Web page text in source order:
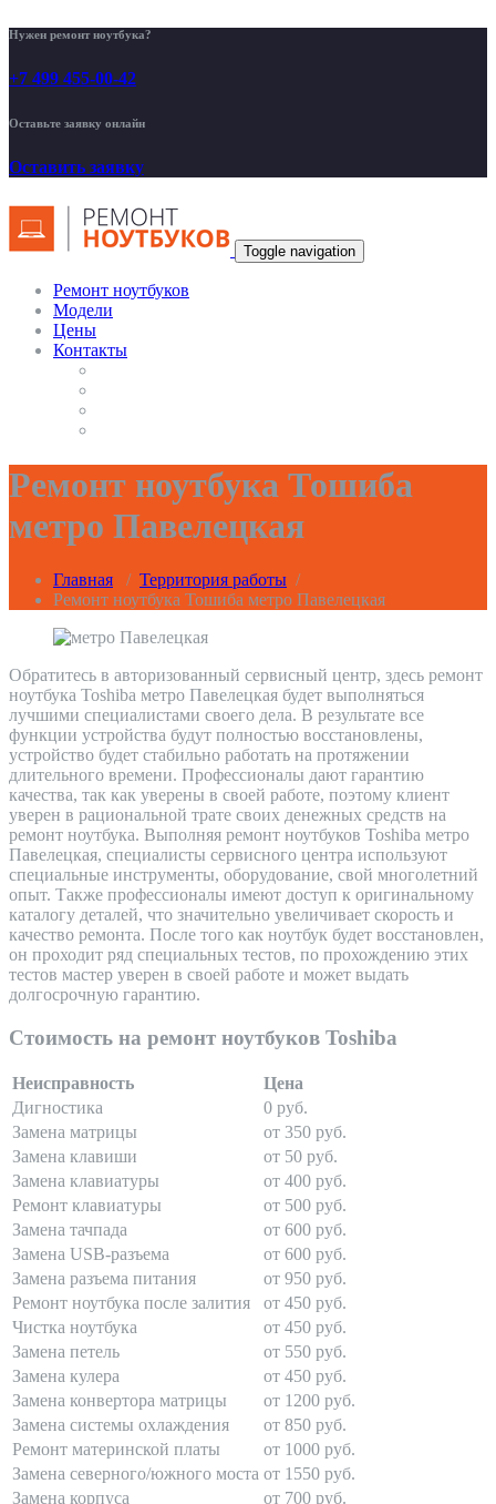
Нужен ремонт ноутбука?
+7 499 455-00-42
Оставьте заявку онлайн
Оставить заявку
Toggle navigation
Ремонт ноутбуков
Модели
Цены
Контакты
Ремонт ноутбука Тошиба
метро Павелецкая
Главная / Территория работы /
Ремонт ноутбука Тошиба метро Павелецкая
Обратитесь в авторизованный сервисный центр, здесь ремонт
ноутбука Toshiba метро Павелецкая будет выполняться
лучшими специалистами своего дела. В результате все
функции устройства будут полностью восстановлены,
устройство будет стабильно работать на протяжении
длительного времени. Профессионалы дают гарантию
качества, так как уверены в своей работе, поэтому клиент
уверен в рациональной трате своих денежных средств на
ремонт ноутбука. Выполняя ремонт ноутбуков Toshiba метро
Павелецкая, специалисты сервисного центра используют
специальные инструменты, оборудование, свой многолетний
опыт. Также профессионалы имеют доступ к оригинальному
каталогу деталей, что значительно увеличивает скорость и
качество ремонта. После того как ноутбук будет восстановлен,
он проходит ряд специальных тестов, по прохождению этих
тестов мастер уверен в своей работе и может выдать
долгосрочную гарантию.
Стоимость на ремонт ноутбуков Toshiba
Неисправность
Цена
Дигностика
0 руб.
Замена матрицы
от 350 руб.
Замена клавиши
от 50 руб.
Замена клавиатуры
от 400 руб.
Ремонт клавиатуры
от 500 руб.
Замена тачпада
от 600 руб.
Замена USB-разъема
от 600 руб.
Замена разъема питания
от 950 руб.
Ремонт ноутбука после залития
от 450 руб.
Чистка ноутбука
от 450 руб.
Замена петель
от 550 руб.
Замена кулера
от 450 руб.
Замена конвертора матрицы
от 1200 руб.
Замена системы охлаждения
от 850 руб.
Ремонт материнской платы
от 1000 руб.
Замена северного/южного моста от 1550 руб.
Замена корпуса
от 700 руб.